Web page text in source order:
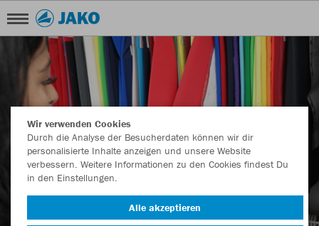
Wir verwenden Cookies
Durch die Analyse der Besucherdaten können wir dir
personalisierte Inhalte anzeigen und unsere Website
verbessern. Weitere Informationen zu den Cookies findest Du
in den Einstellungen.
Alle akzeptieren